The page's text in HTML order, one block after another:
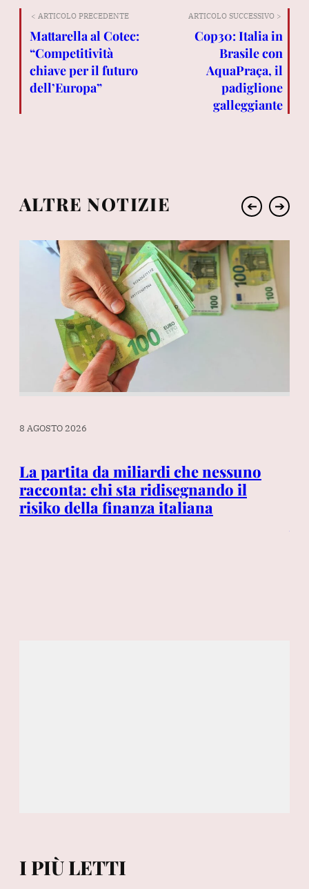
< ARTICOLO PRECEDENTE
Mattarella al Cotec:
“Competitività
chiave per il futuro
dell’Europa”
ARTICOLO SUCCESSIVO >
Cop30: Italia in
Brasile con
AquaPraça, il
padiglione
galleggiante
ALTRE NOTIZIE ➔ ➔
8 AGOSTO 2026
La partita da miliardi che nessuno
racconta: chi sta ridisegnando il
risiko della finanza italiana
I PIÙ LETTI